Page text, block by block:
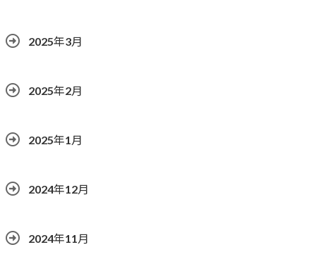
2025年3月
2025年2月
2025年1月
2024年12月
2024年11月